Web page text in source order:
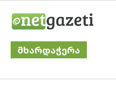
მხარდაჭერა